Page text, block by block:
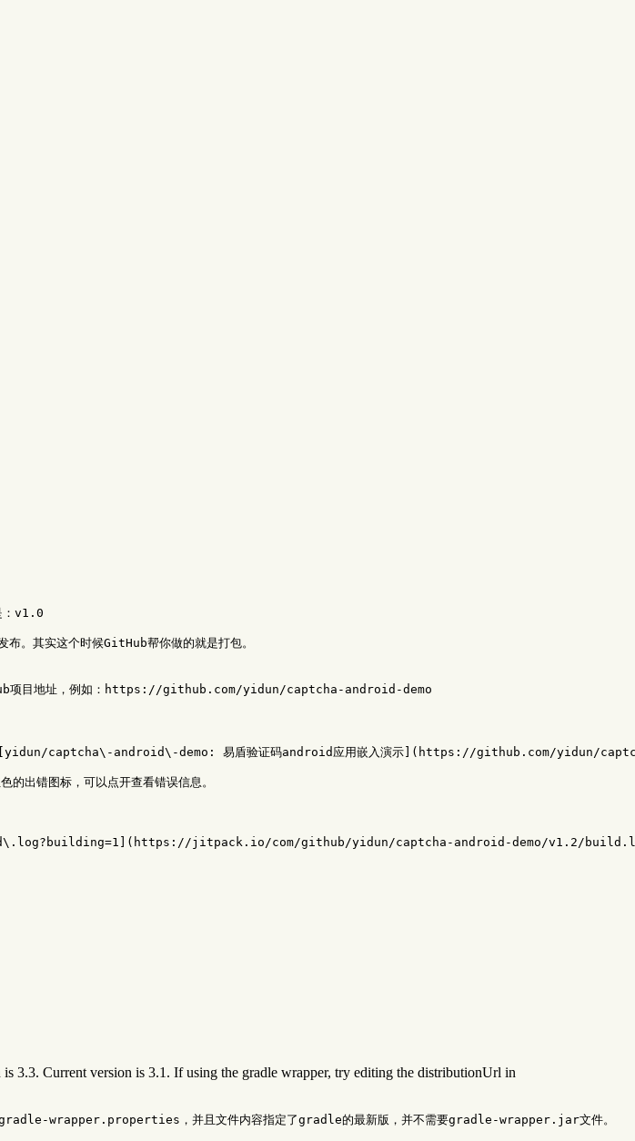
：v1.0
其实这个时候GitHub帮你做的就是打包。
址，例如：https://github.com/yidun/captcha-android-demo
参考：[yidun/captcha\-android\-demo: 易盾验证码android应用嵌入演示](https://github.com/yidun/
出错图标，可以点开查看错误信息。
jitpack.io/com/github/yidun/captcha-android-demo/v1.2/
3.3. Current version is 3.1. If using the gradle wrapper, try editing the distributionUrl in